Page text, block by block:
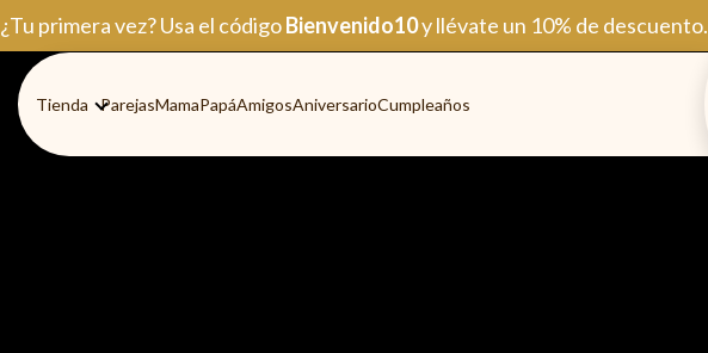
Ir
al
contenido
¿Tu primera vez? Usa el códigoBienvenido10y llévate un 10% de descuento.
Tienda ParejasMamaPapáAmigosAniversarioCumpleaños